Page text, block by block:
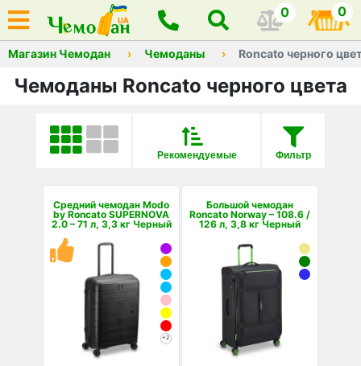
0 0
Магазин Чемодан Чемоданы Roncato черного
Чемоданы Roncato черного цвета
Фильтр
Рекомендуемые
Средний чемодан Modo
by Roncato SUPERNOVA
2.0 – 71 л, 3,3 кг Черный
+2
Большой чемодан
Roncato Norway – 108.6 /
126 л, 3,8 кг Черный